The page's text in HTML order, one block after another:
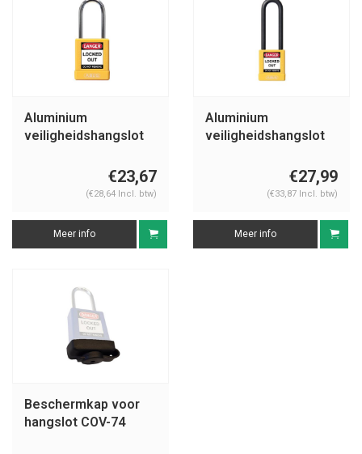
Aluminium
veiligheidshangslot
€23,67
(€28,64 Incl. btw)
Meer info
Aluminium
veiligheidshangslot
74/40HB75 geel€27,99
(€33,87 Incl. btw)
Meer info
Beschermkap voor
hangslot COV-74